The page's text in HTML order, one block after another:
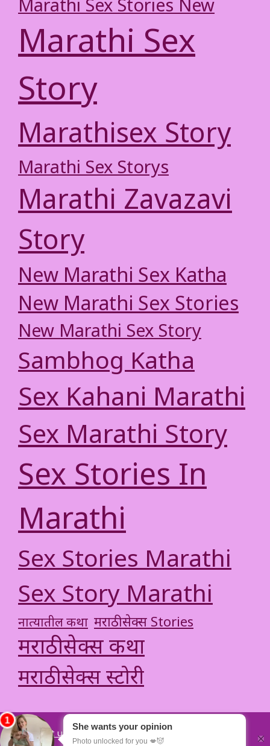
Marathi Sex Stories New
Marathi Sex
Story
Marathisex Story
Marathi Sex Storys
Marathi Zavazavi
Story
New Marathi Sex Katha
New Marathi Sex Stories
New Marathi Sex Story
Sambhog Katha
Sex Kahani Marathi
Sex Marathi Story
Sex Stories In
Marathi
Sex Stories Marathi
Sex Story Marathi
नात्यातील कथा मराठी सेक्स Stories
मराठी सेक्स कथा
मराठी सेक्स स्टोरी
About us Privacy Policy Terms of Use